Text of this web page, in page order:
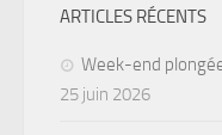
ARTICLES RÉCENTS
Week-end
25 juin 2026